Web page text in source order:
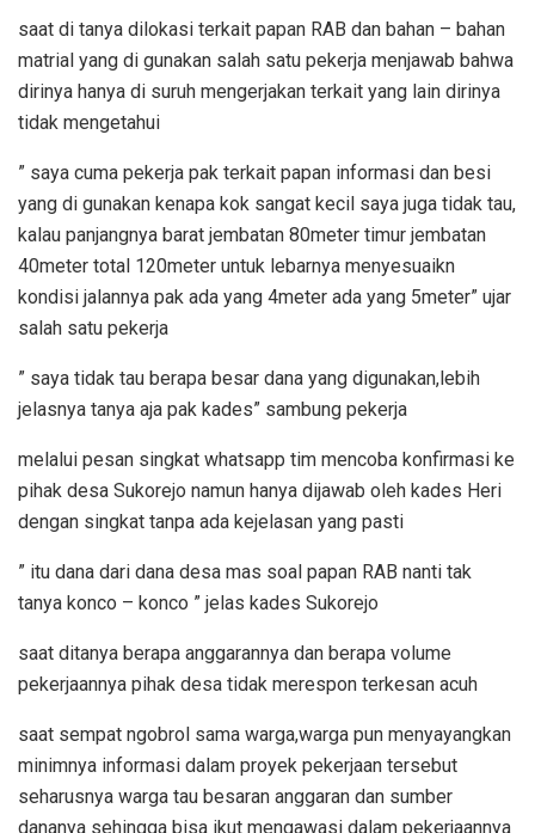
saat di tanya dilokasi terkait papan RAB dan bahan – bahan
matrial yang di gunakan salah satu pekerja menjawab bahwa
dirinya hanya di suruh mengerjakan terkait yang lain dirinya
tidak mengetahui
” saya cuma pekerja pak terkait papan informasi dan besi
yang di gunakan kenapa kok sangat kecil saya juga tidak tau,
kalau panjangnya barat jembatan 80meter timur jembatan
40meter total 120meter untuk lebarnya menyesuaikn
kondisi jalannya pak ada yang 4meter ada yang 5meter” ujar
salah satu pekerja
” saya tidak tau berapa besar dana yang digunakan,lebih
jelasnya tanya aja pak kades” sambung pekerja
melalui pesan singkat whatsapp tim mencoba konfirmasi ke
pihak desa Sukorejo namun hanya dijawab oleh kades Heri
dengan singkat tanpa ada kejelasan yang pasti
” itu dana dari dana desa mas soal papan RAB nanti tak
tanya konco – konco ” jelas kades Sukorejo
saat ditanya berapa anggarannya dan berapa volume
pekerjaannya pihak desa tidak merespon terkesan acuh
saat sempat ngobrol sama warga,warga pun menyayangkan
minimnya informasi dalam proyek pekerjaan tersebut
seharusnya warga tau besaran anggaran dan sumber
dananya sehingga bisa ikut mengawasi dalam pekerjaannya